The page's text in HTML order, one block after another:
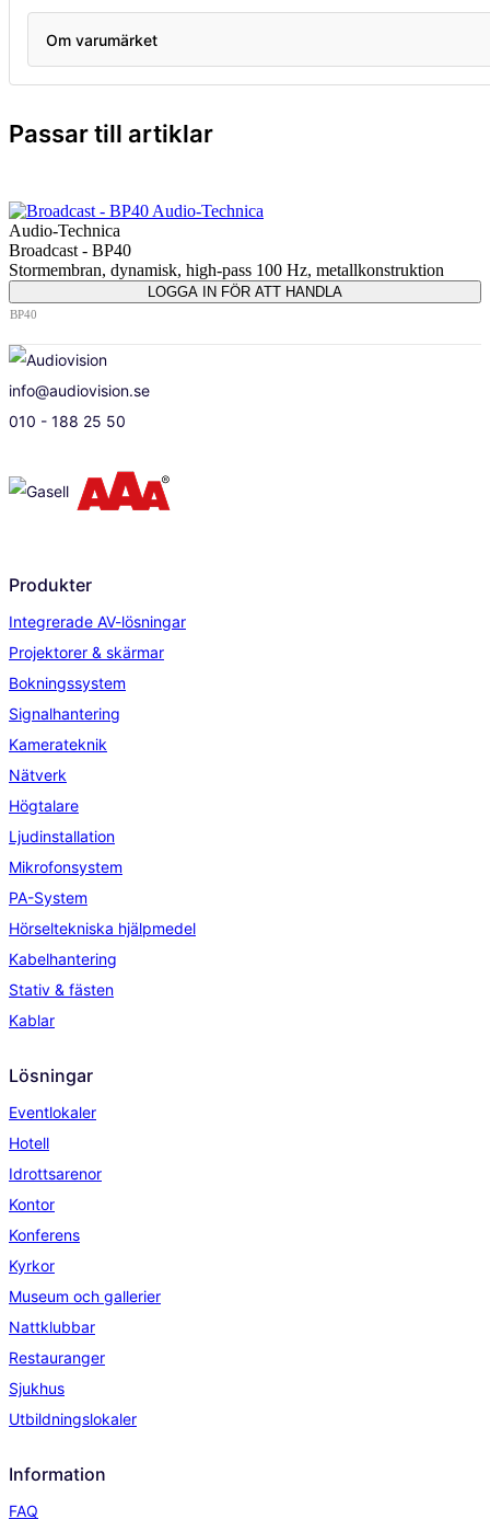
Om varumärket
Passar till artiklar
Audio-Technica
Broadcast - BP40
Stormembran, dynamisk, high-pass 100 Hz, metallkonstruktion
LOGGA IN FÖR ATT HANDLA
BP40
info@audiovision.se
010 - 188 25 50
Produkter
Integrerade AV-lösningar
Projektorer & skärmar
Bokningssystem
Signalhantering
Kamerateknik
Nätverk
Högtalare
Ljudinstallation
Mikrofonsystem
PA-System
Hörseltekniska hjälpmedel
Kabelhantering
Stativ & fästen
Kablar
Lösningar
Eventlokaler
Hotell
Idrottsarenor
Kontor
Konferens
Kyrkor
Museum och gallerier
Nattklubbar
Restauranger
Sjukhus
Utbildningslokaler
Information
FAQ